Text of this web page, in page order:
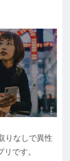
りなしで異性
です。